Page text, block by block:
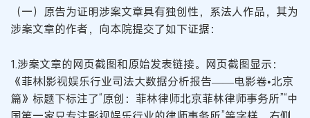
（一）原告为证明涉案文章具有独创性，系法人作品，其为
涉案文章的作者，向本院提交了如下证据：
1.涉案文章的网页截图和原始发表链接。网页截图显示：
《菲林|影视娱乐行业司法大数据分析报告——电影卷•北京
篇》标题下标注了“原创：菲林律师北京菲林律师事务所”“中